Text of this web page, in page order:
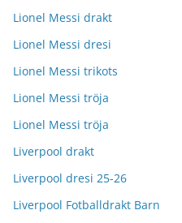
Lionel Messi drakt
Lionel Messi dresi
Lionel Messi trikots
Lionel Messi tröja
Lionel Messi tröja
Liverpool drakt
Liverpool dresi 25-26
Liverpool Fotballdrakt Barn